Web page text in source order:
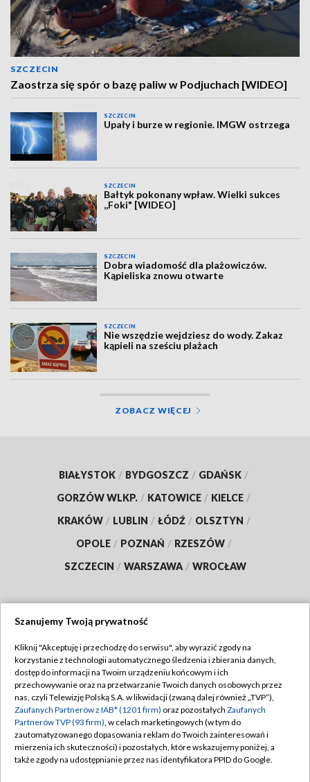
SZCZECIN
Zaostrza się spór o bazę paliw w Podjuchach [WIDEO]
SZCZECIN
Upały i burze w regionie. IMGW ostrzega
SZCZECIN
Bałtyk pokonany wpław. Wielki sukces
,,Foki" [WIDEO]
SZCZECIN
Dobra wiadomość dla plażowiczów.
Kąpieliska znowu otwarte
SZCZECIN
Nie wszędzie wejdziesz do wody. Zakaz
kąpieli na sześciu plażach
ZOBACZ WIĘCEJ
BIAŁYSTOK / BYDGOSZCZ / GDAŃSK /
GORZÓW WLKP. / KATOWICE / KIELCE /
KRAKÓW / LUBLIN / ŁÓDŹ / OLSZTYN /
OPOLE / POZNAŃ / RZESZÓW /
SZCZECIN / WARSZAWA / WROCŁAW
TVP
Abonament TVP
Emisja w TVP
Centrum informacji TVP
Naziemna Telewizja Cyfrowa
Regulamin TVP
Polityka prywatności
Moje zgody
Pomoc
Szanujemy Twoją prywatność
Kliknij "Akceptuję i przechodzę do serwisu", aby wyrazić zgody na
korzystanie z technologii automatycznego śledzenia i zbierania danych,
dostęp do informacji na Twoim urządzeniu końcowym i ich
przechowywanie oraz na przetwarzanie Twoich danych osobowych przez
nas, czyli Telewizję Polską S.A. w likwidacji (zwaną dalej również „TVP”),
Zaufanych Partnerów z IAB* (1201 firm) oraz pozostałych Zaufanych
Partnerów TVP (93 firm), w celach marketingowych (w tym do
zautomatyzowanego dopasowania reklam do Twoich zainteresowań i
mierzenia ich skuteczności) i pozostałych, które wskazujemy poniżej, a
także zgody na udostępnianie przez nas identyfikatora PPID do Google.